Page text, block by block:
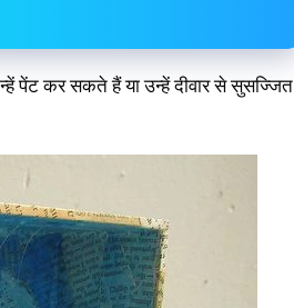
पेंट कर सकते हैं या उन्हें दीवार से सुसज्जित